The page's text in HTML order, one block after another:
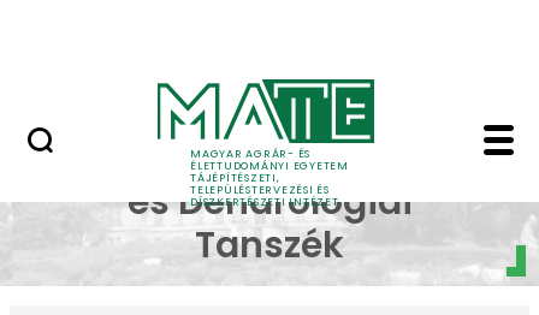
MAGYAR AGRÁR- ÉS
ÉLETTUDOMÁNYI EGYETEM
TÁJÉPÍTÉSZETI,
TELEPÜLÉSTERVEZÉSI ÉS
DÍSZKERTÉSZETI INTÉZET
Védett növények a
Dísznövénytermesztési
és Dendrológiai
Tanszék